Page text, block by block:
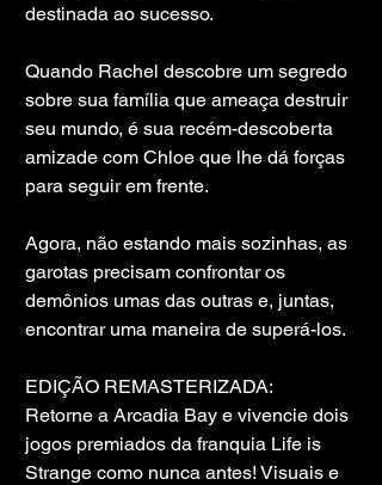
destinada ao sucesso.
Quando Rachel descobre um segredo
sobre sua família que ameaça destruir
seu mundo, é sua recém-descoberta
amizade com Chloe que lhe dá forças
para seguir em frente.
Agora, não estando mais sozinhas, as
garotas precisam confrontar os
demônios umas das outras e, juntas,
encontrar uma maneira de superá-los.
EDIÇÃO REMASTERIZADA:
Retorne a Arcadia Bay e vivencie dois
jogos premiados da franquia Life is
Strange como nunca antes! Visuais e